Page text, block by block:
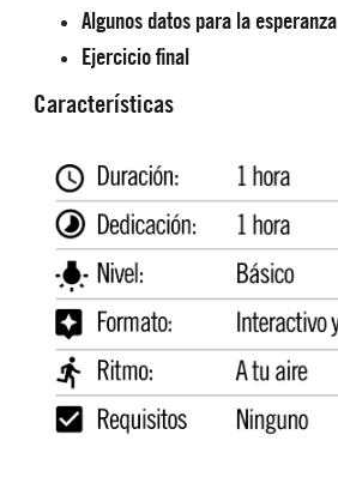
Algunos datos para la esperanza
Ejercicio final
Características